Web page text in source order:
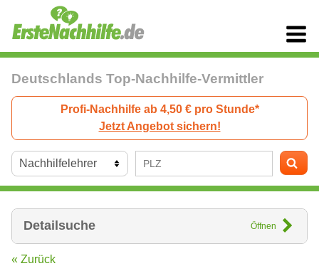
Deutschlands Top-Nachhilfe-Vermittler
Profi-Nachhilfe ab 4,50 € pro Stunde*
Jetzt Angebot sichern!
Detailsuche Öffnen
« Zurück